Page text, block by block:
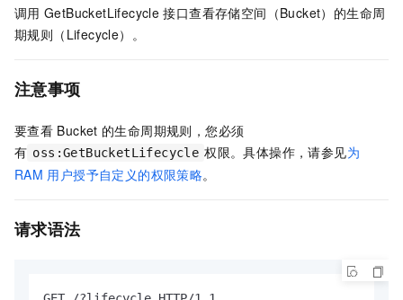
调用 GetBucketLifecycle 接口查看存储空间（Bucket）的生命周
期规则（Lifecycle）。
注意事项
要查看 Bucket 的生命周期规则，您必须
有 oss:GetBucketLifecycle 权限。具体操作，请参见为
RAM 用户授予自定义的权限策略。
请求语法